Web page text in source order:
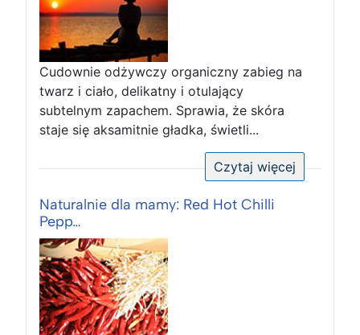
Cudownie odżywczy organiczny zabieg na
twarz i ciało, delikatny i otulający
subtelnym zapachem. Sprawia, że skóra
staje się aksamitnie gładka, świetli...
Czytaj więcej
Naturalnie dla mamy: Red Hot Chilli
Pepp…